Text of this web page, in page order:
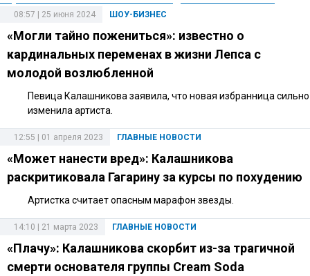
ШОУ-БИЗНЕС
08:57 | 25 июня 2024
«Могли тайно пожениться»: известно о
кардинальных переменах в жизни Лепса с
молодой возлюбленной
Певица Калашникова заявила, что новая избранница сильно
изменила артиста.
ГЛАВНЫЕ НОВОСТИ
12:55 | 01 апреля 2023
«Может нанести вред»: Калашникова
раскритиковала Гагарину за курсы по похудению
Артистка считает опасным марафон звезды.
ГЛАВНЫЕ НОВОСТИ
14:10 | 21 марта 2023
«Плачу»: Калашникова скорбит из-за трагичной
смерти основателя группы Cream Soda